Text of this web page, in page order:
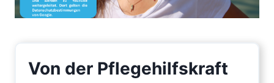
Von der Pflegehilfskraft